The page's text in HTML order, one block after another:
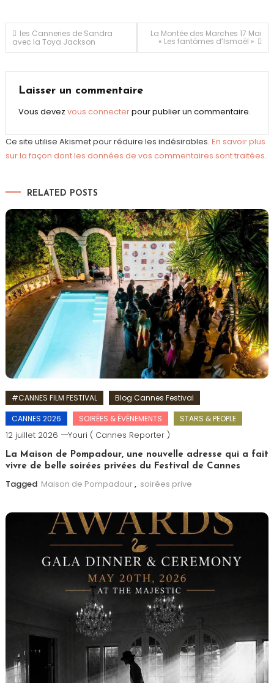
Navigation
l’article
les Canneries de Sandra
avec la Toya Jackson
La Montée des Marches 17 Mai
« Les fantômes d’Ismaël »
Laisser un commentaire
Vous devez vous connecterpour publier un commentaire.
Ce site utilise Akismet pour réduire les indésirables. En savoir plus
sur la façon dont les données de vos commentaires sont traitées.
RELATED POSTS
#CANNES FILM FESTIVAL
Blog Cannes Festival
CANNES 2026
SOIRÉES & ÉVÉNEMENTS STARS & PEOPLE
12 juillet 2026 Youri ( Cannes Reporter )
La Maison de Pompadour, une nouvelle adresse qui a fait
vivre de belle soirées privées du Festival de Cannes
Tagged Maison de Pompadour, soirées prive